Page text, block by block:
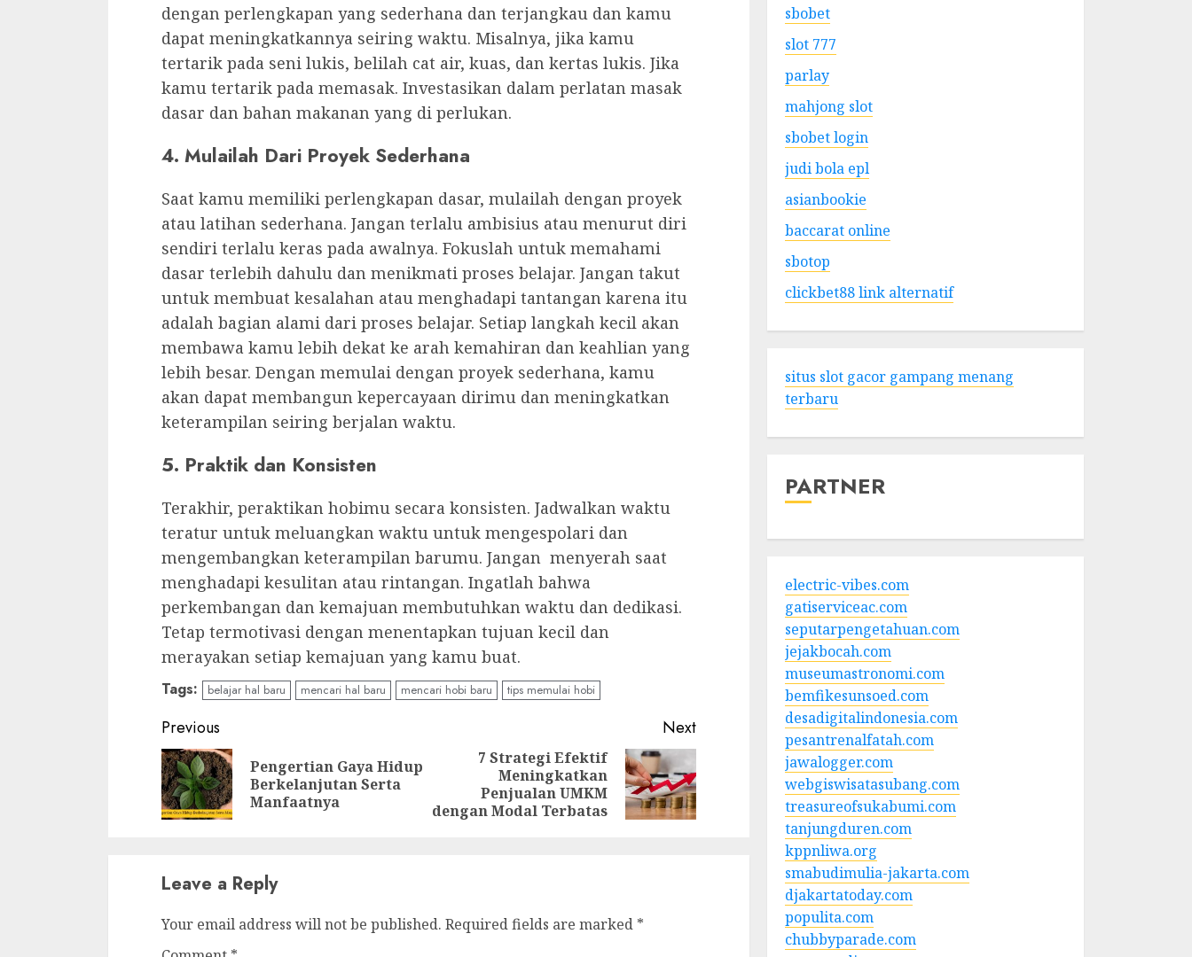
dengan perlengkapan yang sederhana dan terjangkau dan kamu
dapat meningkatkannya seiring waktu. Misalnya, jika kamu
tertarik pada seni lukis, belilah cat air, kuas, dan kertas lukis. Jika
kamu tertarik pada memasak. Investasikan dalam perlatan masak
dasar dan bahan makanan yang di perlukan.
4. Mulailah Dari Proyek Sederhana
Saat kamu memiliki perlengkapan dasar, mulailah dengan proyek
atau latihan sederhana. Jangan terlalu ambisius atau menurut diri
sendiri terlalu keras pada awalnya. Fokuslah untuk memahami
dasar terlebih dahulu dan menikmati proses belajar. Jangan takut
untuk membuat kesalahan atau menghadapi tantangan karena itu
adalah bagian alami dari proses belajar. Setiap langkah kecil akan
membawa kamu lebih dekat ke arah kemahiran dan keahlian yang
lebih besar. Dengan memulai dengan proyek sederhana, kamu
akan dapat membangun kepercayaan dirimu dan meningkatkan
keterampilan seiring berjalan waktu.
5. Praktik dan Konsisten
Terakhir, peraktikan hobimu secara konsisten. Jadwalkan waktu
teratur untuk meluangkan waktu untuk mengespolari dan
mengembangkan keterampilan barumu. Jangan menyerah saat
menghadapi kesulitan atau rintangan. Ingatlah bahwa
perkembangan dan kemajuan membutuhkan waktu dan dedikasi.
Tetap termotivasi dengan menentapkan tujuan kecil dan
merayakan setiap kemajuan yang kamu buat.
Tags: belajar hal baru mencari hal baru mencari hobi baru tips memulai hobi
Continue
Reading
Previous
post:
Pengertian Gaya Hidup
Berkelanjutan Serta
Manfaatnya
Next
post:
7 Strategi Efektif
Meningkatkan
Penjualan UMKM
dengan Modal Terbatas
Leave a Reply
Your email address will not be published. Required fields are marked *
sbobet
slot 777
parlay
mahjong slot
sbobet login
judi bola epl
asianbookie
baccarat online
sbotop
clickbet88 link alternatif
situs slot gacor gampang menang
terbaru
PARTNER
electric-vibes.com
gatiserviceac.com
seputarpengetahuan.com
jejakbocah.com
museumastronomi.com
bemfikesunsoed.com
desadigitalindonesia.com
pesantrenalfatah.com
jawalogger.com
webgiswisatasubang.com
treasureofsukabumi.com
tanjungduren.com
kppnliwa.org
smabudimulia-jakarta.com
djakartatoday.com
populita.com
chubbyparade.com